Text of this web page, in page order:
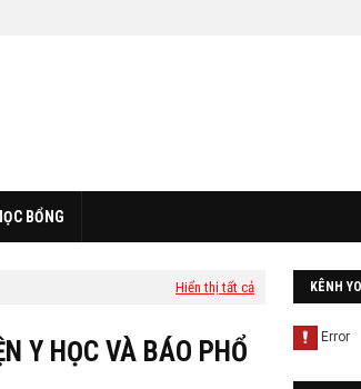
BỔNG
Hiển thị tất cả
Y HỌC VÀ BÁO PHỔ
KÊNH